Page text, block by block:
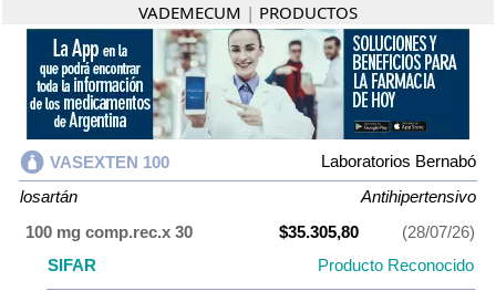
VADEMECUM | PRODUCTOS
VASEXTEN 100
Laboratorios Bernabó
losartán
Antihipertensivo
100 mg comp.rec.x 30
$35.305,80
(28/07/26)
SIFAR
Producto Reconocido